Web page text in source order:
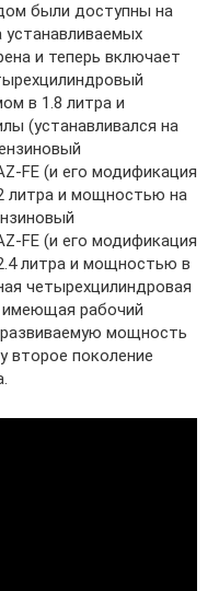
были доступны на
устанавливаемых
и теперь включает
в 1.8 литра и
(устанавливался на
FE (и его модификация
литра и мощностью на
FE (и его модификация
литра и мощностью в
четырехцилиндровая
имеющая рабочий
мощность
второе поколение